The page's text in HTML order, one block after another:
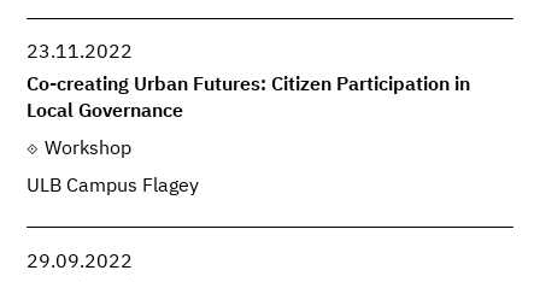
23.11.2022
Co-creating Urban Futures: Citizen Participation in
Local Governance
Workshop
ULB Campus Flagey
29.09.2022